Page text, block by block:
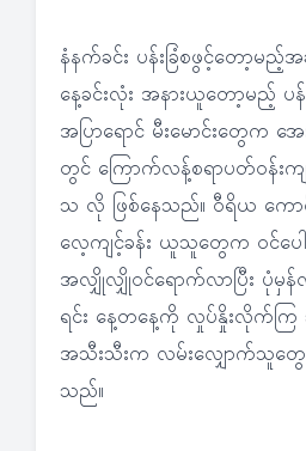
နံနက်ခင်း ပန်းခြံစဖွင့်တော့မည့်
နေ့ခင်းလုံး အနားယူတော့မည့် ပန်း
အပြာရောင် မီးမောင်းတွေက
တွင် ကြောက်လန့်စရာပတ်ဝန်းကျ
သ လို ဖြစ်နေသည်။ ဝီရိယ ကော
လေ့ကျင့်ခန်း ယူသူတွေက ဝင်ပ
အလျှိုလျှိုဝင်ရောက်လာပြီး ပုံမှ
ရင်း နေ့တနေ့ကို လှုပ်နှိုးလိုက်ကြ
အသီးသီးက လမ်းလျှောက်သူတွ
သည်။